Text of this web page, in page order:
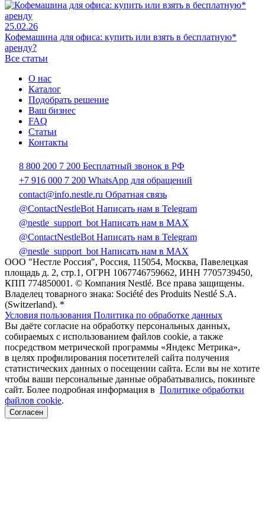
25.02.26
Кофемашина для офиса: купить или взять в бесплатную*
аренду?
Все статьи
О нас
Каталог
Подобрать решение
Ваш бизнес
FAQ
Статьи
Контакты
8 800 200 7 200 Бесплатный звонок в РФ
+7 916 000 7 200 WhatsApp для обращений
contact@info.nestle.ru Обратная связь
@ContactNestleBot Написать нам в Telegram
@nestle_support_bot Написать нам в MAX
@ContactNestleBot Написать нам в Telegram
@nestle_support_bot Написать нам в MAX
ООО "Нестле Россия", Россия, 115054, Москва, Павелецкая
площадь д. 2, стр.1, ОГРН 1067746759662, ИНН 7705739450,
КПП 774850001. © Компания Nestlé. Все права защищены.
Владелец товарного знака: Société des Produits Nestlé S.A.
(Switzerland). *
Условия пользования Политика по обработке данных
Вы даёте согласие на обработку персональных данных,
собираемых с использованием файлов cookie, а также
посредством метрической программы «Яндекс Метрика»,
в целях профилирования посетителей сайта получения
статистических данных о посещении сайта. Если вы не хотите
чтобы ваши персональные данные обрабатывались, покиньте
сайт. Более подробная информация в Политике обработки
файлов cookie.
Согласен